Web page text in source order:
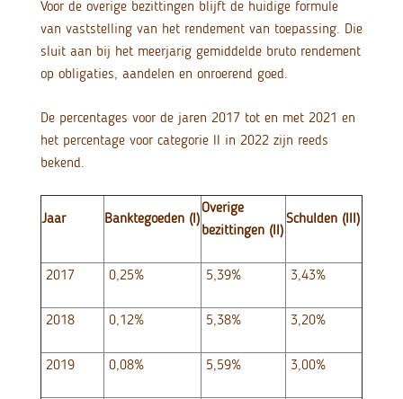
Voor de overige bezittingen blijft de huidige formule
van vaststelling van het rendement van toepassing. Die
sluit aan bij het meerjarig gemiddelde bruto rendement
op obligaties, aandelen en onroerend goed.
De percentages voor de jaren 2017 tot en met 2021 en
het percentage voor categorie II in 2022 zijn reeds
bekend.
Jaar Banktegoeden (I)
Overige
bezittingen (II)
Schulden (III)
2017 0,25% 5,39% 3,43%
2018 0,12% 5,38% 3,20%
2019 0,08% 5,59% 3,00%